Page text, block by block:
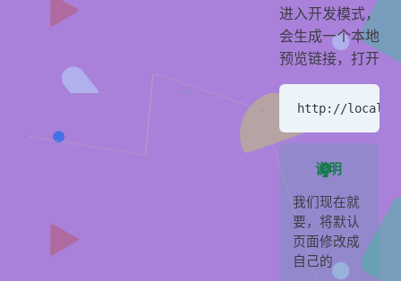
进入开发模式，
会生成一个本地
预览链接，打开
http://
说明
我们现在就
要，将默认
页面修改成
自己的